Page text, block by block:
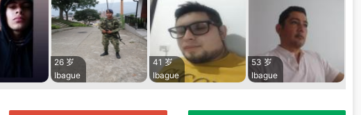
26 岁
Ibague
41 岁
Ibague
53 岁
Ibague